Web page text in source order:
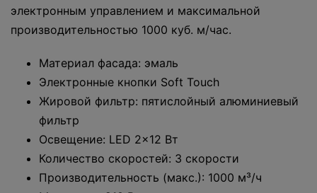
электронным управлением и максимальной
производительностью 1000 куб. м/час.
Материал фасада: эмаль
Электронные кнопки Soft Touch
Жировой фильтр: пятислойный алюминиевый
фильтр
Освещение: LED 2x12 Вт
Количество скоростей: 3 скорости
Производительность (макс.): 1000 м³/ч